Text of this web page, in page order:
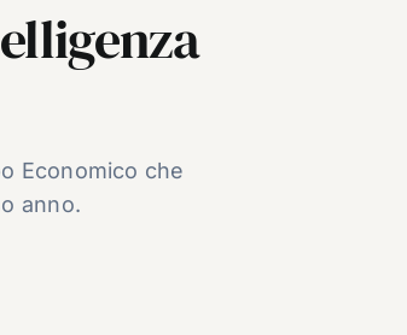
Economico che
anno.